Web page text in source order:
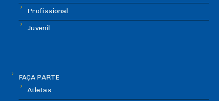
Profissional
Juvenil
FAÇA PARTE
Atletas